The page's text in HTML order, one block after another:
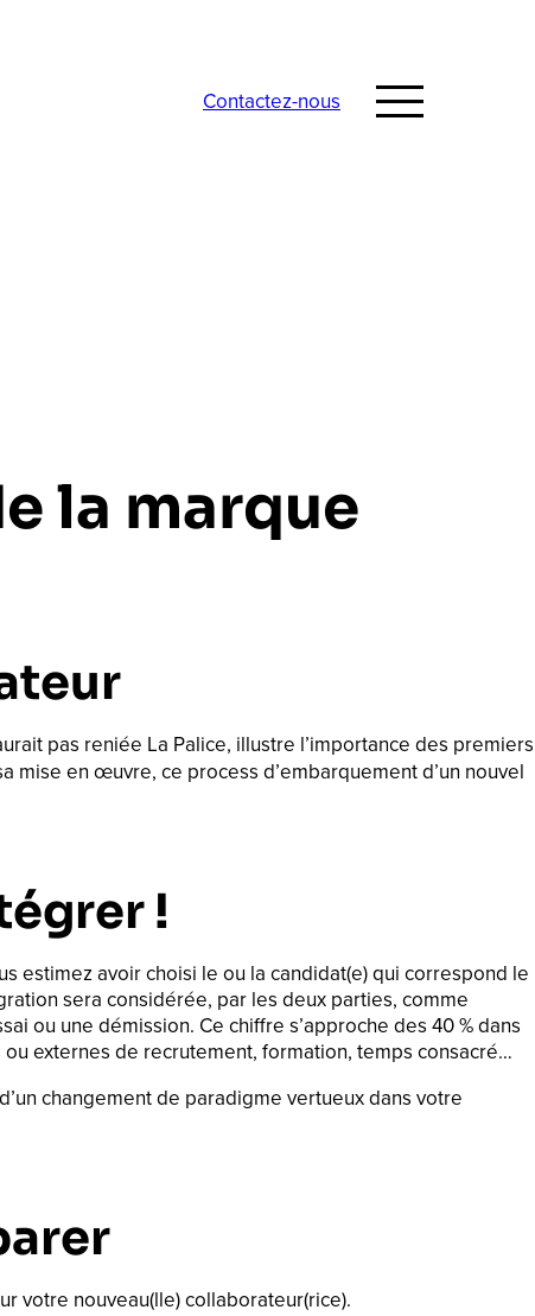
Contactez-nous
la marque
pas reniée La Palice, illustre l’importance des premiers
mise en œuvre, ce process d’embarquement d’un nouvel
!
estimez avoir choisi le ou la candidat(e) qui correspond le
sera considérée, par les deux parties, comme
ou une démission. Ce chiffre s’approche des 40 % dans
externes de recrutement, formation, temps consacré…
changement de paradigme vertueux dans votre
votre nouveau(lle) collaborateur(rice).